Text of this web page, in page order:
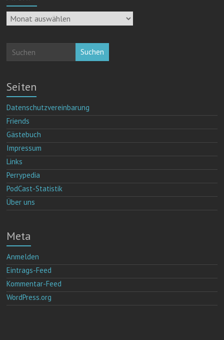
Archiv
Suchen
Seiten
Datenschutzvereinbarung
Friends
Gästebuch
Impressum
Links
Perrypedia
PodCast-Statistik
Über uns
Meta
Anmelden
Eintrags-Feed
Kommentar-Feed
WordPress.org